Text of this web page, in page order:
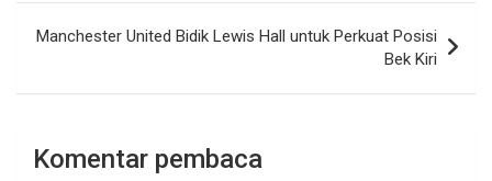
Manchester United Bidik Lewis Hall untuk Perkuat Posisi
Bek Kiri
Komentar pembaca